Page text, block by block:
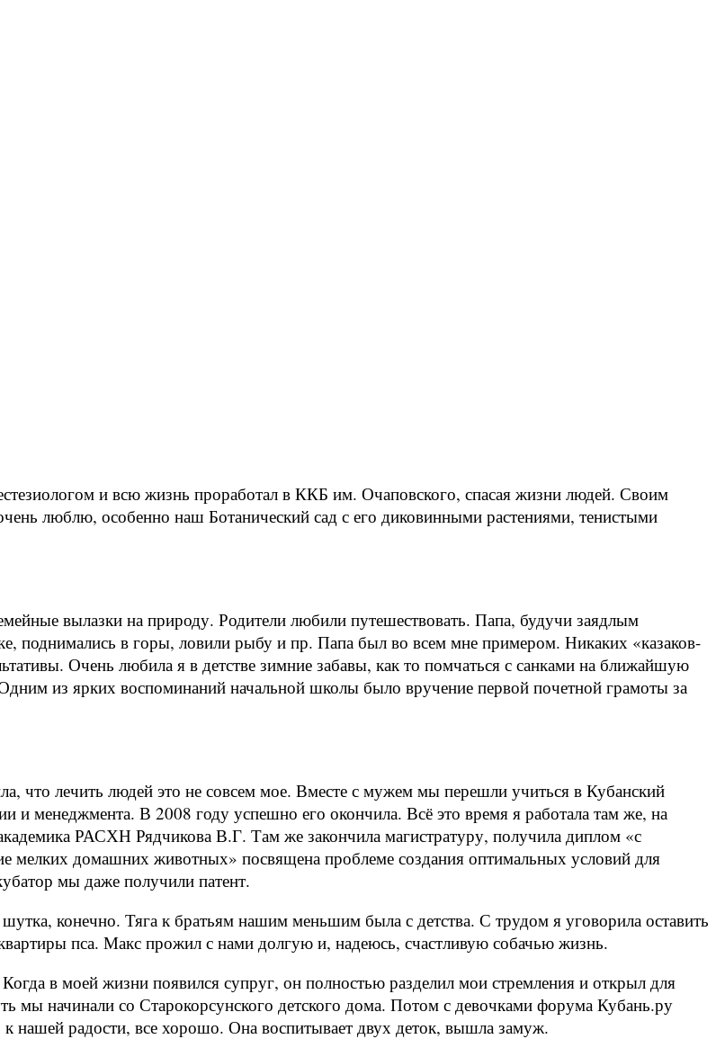
и всю жизнь проработал в ККБ им. Очаповского, спасая жизни людей. Своим
люблю, особенно наш Ботанический сад с его диковинными растениями, тенистыми
вылазки на природу. Родители любили путешествовать. Папа, будучи заядлым
поднимались в горы, ловили рыбу и пр. Папа был во всем мне примером. Никаких «казаков-
Очень любила я в детстве зимние забавы, как то помчаться с санками на ближайшую
из ярких воспоминаний начальной школы было вручение первой почетной грамоты за
лечить людей это не совсем мое. Вместе с мужем мы перешли учиться в Кубанский
и менеджмента. В 2008 году успешно его окончила. Всё это время я работала там же, на
РАСХН Рядчикова В.Г. Там же закончила магистратуру, получила диплом «с
мелких домашних животных» посвящена проблеме создания оптимальных условий для
мы даже получили патент.
конечно. Тяга к братьям нашим меньшим была с детства. С трудом я уговорила оставить
пса. Макс прожил с нами долгую и, надеюсь, счастливую собачью жизнь.
в моей жизни появился супруг, он полностью разделил мои стремления и открыл для
мы начинали со Старокорсунского детского дома. Потом с девочками форума Кубань.ру
нашей радости, все хорошо. Она воспитывает двух деток, вышла замуж.